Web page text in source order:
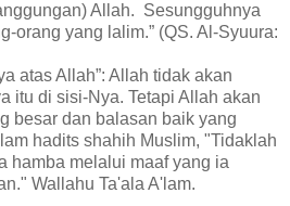
Allah. Sesungguhnya
orang yang lalim.” (QS. Al-Syuura:
atas Allah”: Allah tidak akan
itu di sisi-Nya. Tetapi Allah akan
besar dan balasan baik yang
hadits shahih Muslim, "Tidaklah
hamba melalui maaf yang ia
Wallahu Ta'ala A'lam.